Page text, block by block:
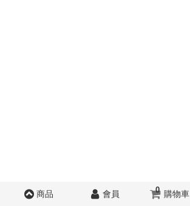
商品 會員 0 購物車